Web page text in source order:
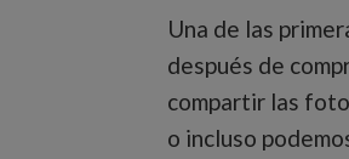
Una de las
después de
compartir las
o incluso